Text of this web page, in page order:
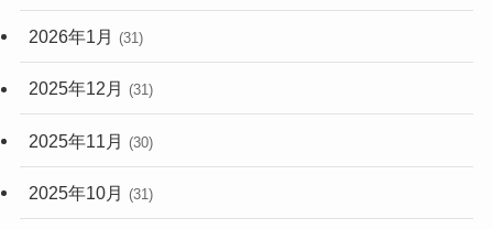
2026年1月 (31)
2025年12月 (31)
2025年11月 (30)
2025年10月 (31)